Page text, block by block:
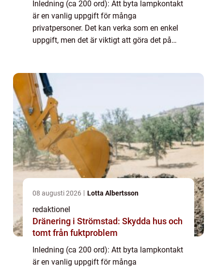
Inledning (ca 200 ord): Att byta lampkontakt
är en vanlig uppgift för många
privatpersoner. Det kan verka som en enkel
uppgift, men det är viktigt att göra det på
08 augusti 2026 Lotta Albertsson
redaktionel
Dränering i Strömstad: Skydda hus och
tomt från fuktproblem
Inledning (ca 200 ord): Att byta lampkontakt
är en vanlig uppgift för många